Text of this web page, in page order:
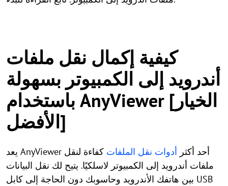
كيفية إكمال نقل ملفات
أندرويد إلى الكمبيوتر بسهولة
باستخدام AnyViewer [الخيار
الأفضل]
يعد AnyViewer أحد أكثر أدوات نقل الملفات كفاءة لنقل
ملفات أندرويد إلى الكمبيوتر لاسلكيًا. يتيح لك نقل البيانات
بين هاتفك الأندرويد وحاسوبك دون الحاجة إلى كابل USB